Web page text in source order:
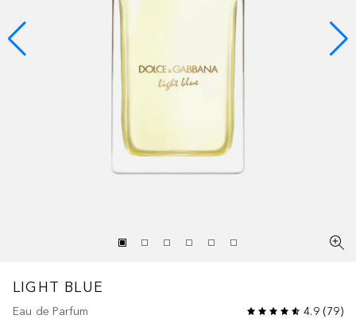
LIGHT BLUE
Eau de Parfum 4.9(79)